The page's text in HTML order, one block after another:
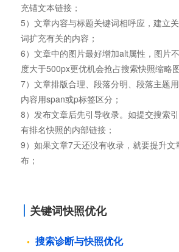
充锚文本链接；
5）文章内容与标题关键词相呼应，建立
词扩充有关的内容；
6）文章中的图片最好增加alt属性，图片
度大于500px更优机会抢占搜索快照缩略
7）文章排版合理、段落分明、段落主题
内容用span或p标签区分；
8）发布文章后先引导收录。如提交搜索
有排名快照的内部链接；
9）如果文章7天还没有收录，就要提升文
布；
关键词快照优化
搜索诊断与快照优化